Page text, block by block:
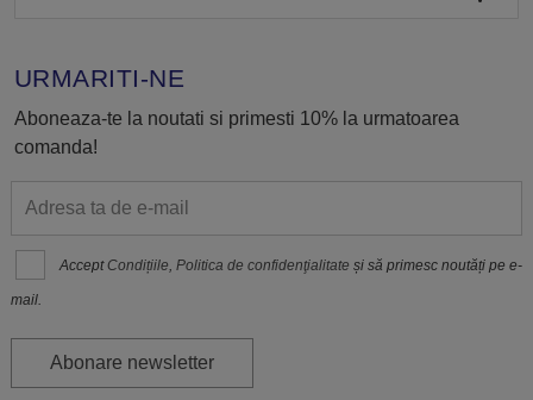
URMARITI-NE
Aboneaza-te la noutati si primesti 10% la urmatoarea
comanda!
Accept Condițiile,Politica de confidenţialitate și să primesc noutăți pe e-
mail.
Abonare newsletter